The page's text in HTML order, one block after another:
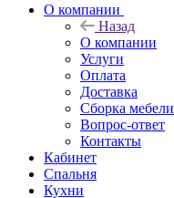
О компании
Назад
О компании
Услуги
Оплата
Доставка
Сборка мебели
Вопрос-ответ
Контакты
Кабинет
Спальня
Кухни